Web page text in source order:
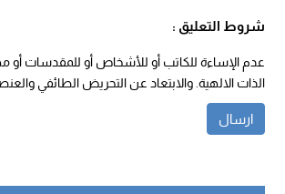
شروط التعليق :
عدم الإساءة للكاتب أو للأشخاص أو للمقدسات أو
الذات الالهية. والابتعاد عن التحريض الطائفي